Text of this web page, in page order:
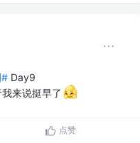
# Day9
来说挺早了
点赞